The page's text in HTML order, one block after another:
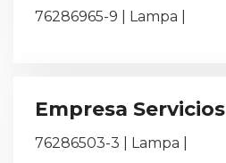
76286965-9 | Lampa |
Empresa
76286503-3 | Lampa |